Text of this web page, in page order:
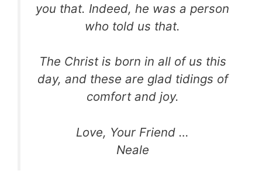
you that. Indeed, he was a person
who told us that.
The Christ is born in all of us this
day, and these are glad tidings of
comfort and joy.
Love, Your Friend …
Neale